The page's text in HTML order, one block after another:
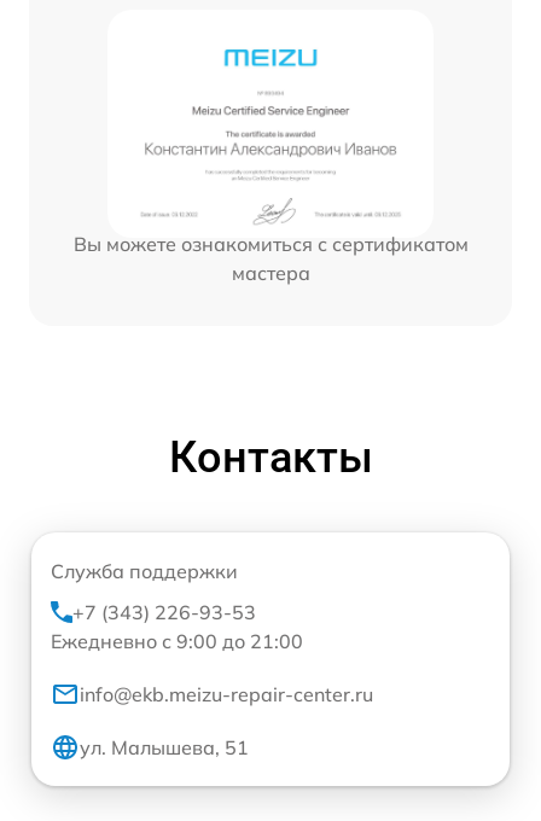
Вы можете ознакомиться с сертификатом
мастера
Контакты
Служба поддержки
+7 (343) 226-93-53
Ежедневно с 9:00 до 21:00
info@ekb.meizu-repair-center.ru
ул. Малышева, 51